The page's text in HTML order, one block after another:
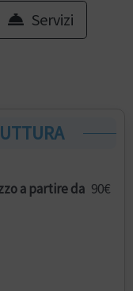
Servizi
a partire da 90€